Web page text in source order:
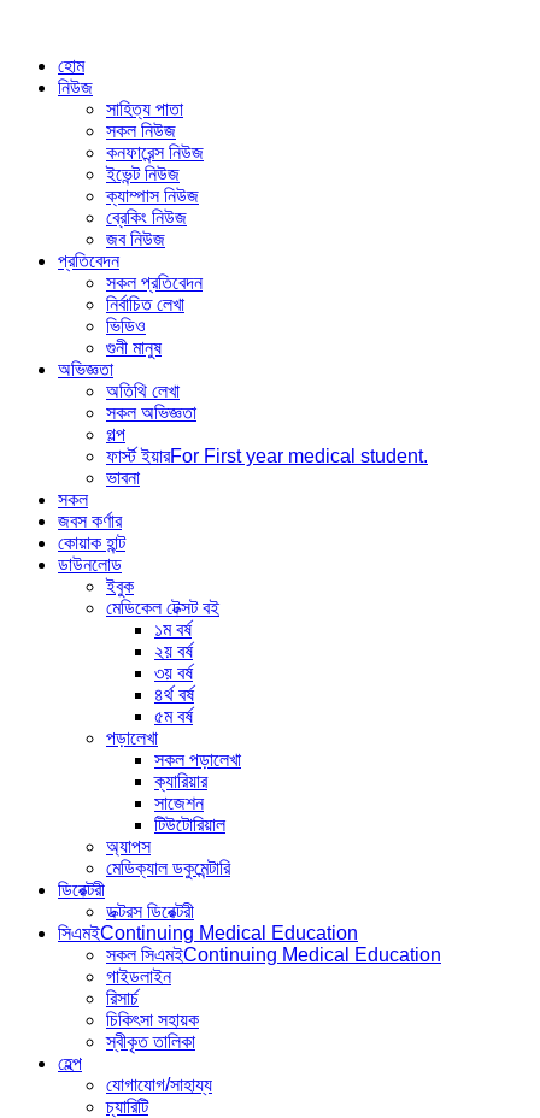
হোম
নিউজ
সাহিত্য পাতা
সকল নিউজ
কনফারেন্স নিউজ
ইভেন্ট নিউজ
ক্যাম্পাস নিউজ
ব্রেকিং নিউজ
জব নিউজ
প্রতিবেদন
সকল প্রতিবেদন
নির্বাচিত লেখা
ভিডিও
গুনী মানুষ
অভিজ্ঞতা
অতিথি লেখা
সকল অভিজ্ঞতা
গল্প
ফার্স্ট ইয়ারFor First year medical student.
ভাবনা
সকল
জবস কর্ণার
কোয়াক হান্ট
ডাউনলোড
ইবুক
মেডিকেল টেক্সট বই
১ম বর্ষ
২য় বর্ষ
৩য় বর্ষ
৪র্থ বর্ষ
৫ম বর্ষ
পড়ালেখা
সকল পড়ালেখা
ক্যারিয়ার
সাজেশন
টিউটোরিয়াল
অ্যাপস
মেডিক্যাল ডকুমেন্টারি
ডিরেক্টরী
ডক্টরস ডিরেক্টরী
সিএমইContinuing Medical Education
সকল সিএমইContinuing Medical Education
গাইডলাইন
রিসার্চ
চিকিৎসা সহায়ক
স্বীকৃত তালিকা
হেল্প
যোগাযোগ/সাহায্য
চ্যারিটি